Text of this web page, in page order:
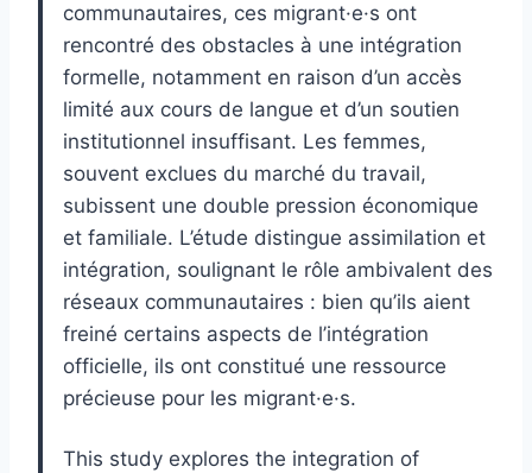
communautaires, ces migrant·e·s ont
rencontré des obstacles à une intégration
formelle, notamment en raison d’un accès
limité aux cours de langue et d’un soutien
institutionnel insuffisant. Les femmes,
souvent exclues du marché du travail,
subissent une double pression économique
et familiale. L’étude distingue assimilation et
intégration, soulignant le rôle ambivalent des
réseaux communautaires : bien qu’ils aient
freiné certains aspects de l’intégration
officielle, ils ont constitué une ressource
précieuse pour les migrant·e·s.
This study explores the integration of